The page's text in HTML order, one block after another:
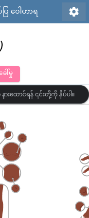
ဝေါဟာရ settings
စိန်ခေါ်မှု
းထောင်ရန် ၎င်းတို့ကို နှိပ်ပါ။